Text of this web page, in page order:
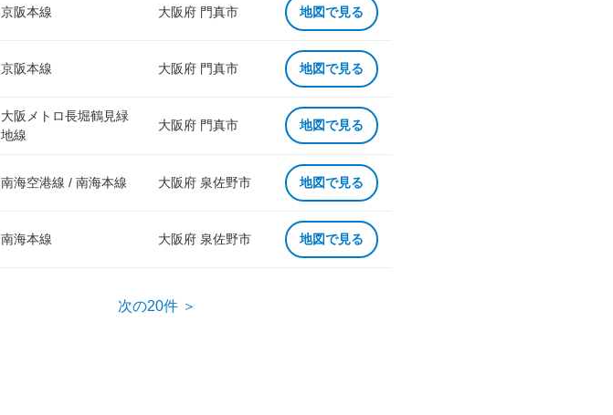
京阪本線 大阪府 門真市 地図で見る
京阪本線 大阪府 門真市 地図で見る
大阪メトロ長堀鶴見緑
地線
大阪府 門真市 地図で見る
南海空港線 / 南海本線 大阪府 泉佐野市 地図で見る
南海本線 大阪府 泉佐野市 地図で見る
次の20件 ＞